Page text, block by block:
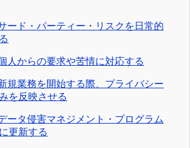
ード・パーティー・リスクを日常的
人からの要求や苦情に対応する
規業務を開始する際、プライバシー
を反映させる
ータ侵害マネジメント・プログラム
更新する